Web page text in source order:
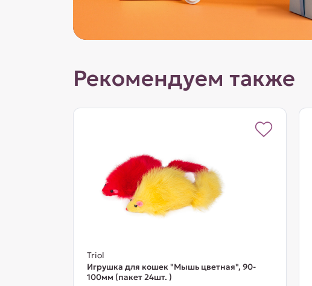
Рекомендуем также
Triol
Игрушка для кошек "Мышь цветная", 90-
100мм (пакет 24шт. )